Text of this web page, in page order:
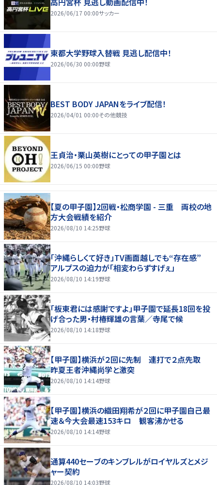
2026/06/17 00:00サッカー
東都大学野球入替戦 見逃し配信中！
2026/06/30 00:00野球
BEST BODY JAPANをライブ配信！
2026/04/01 00:00その他競技
王貞治・栗山英樹にとっての甲子園とは
2026/06/15 00:00野球
【夏の甲子園】2回戦・松商学園 - 三重 両校の地
方大会戦績を紹介
2026/08/10 14:25野球
「沖縄らしくて好き」TV画面越しでも“存在感”
アルプスの迫力が「相変わらずすげぇ」
2026/08/10 14:19野球
「板東君には感謝ですよ」甲子園で延長18回を投
げ合った男・村椿輝雄の言葉／寺尾で候
2026/08/10 14:18野球
【甲子園】横浜が２回に先制 連打で２点先取
昨夏王者沖縄尚学と激突
2026/08/10 14:14野球
【甲子園】横浜の織田翔希が２回に甲子園自己最
速＆今大会最速153キロ 観客沸かせる
2026/08/10 14:14野球
通算440セーブのキンブレルがロイヤルズとメジ
ャー契約
2026/08/10 14:03野球